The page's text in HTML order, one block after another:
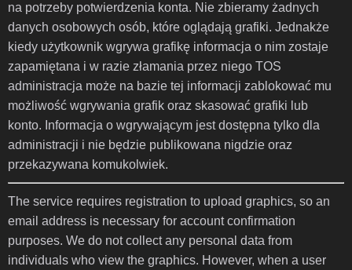
na potrzeby potwierdzenia konta. Nie zbieramy żadnych
danych osobowych osób, które oglądają grafiki. Jednakże
kiedy użytkownik wgrywa grafikę informacja o nim zostaje
zapamiętana i w razie złamania przez niego TOS
administracja może na bazie tej informacji zablokować mu
możliwość wgrywania grafik oraz skasować grafiki lub
konto. Informacja o wgrywającym jest dostępna tylko dla
administracji i nie będzie publikowana nigdzie oraz
przekazywana komukolwiek.
The service requires registration to upload graphics, so an
email address is necessary for account confirmation
purposes. We do not collect any personal data from
individuals who view the graphics. However, when a user